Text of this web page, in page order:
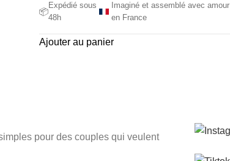
📦
Expédié sous
48h
Imaginé et assemblé avec amour
en France
Ajouter au panier
pour des couples qui veulent